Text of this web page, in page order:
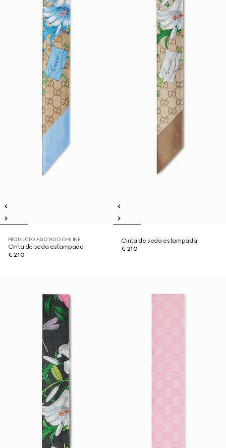
PRODUCTO AGOTADO ONLINE
Cinta de seda estampada
€ 210
Cinta de seda estampada
€ 210